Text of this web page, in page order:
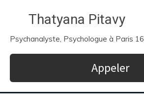
Thatyana Pitavy
Psychanalyste, Psychologue à Paris 16
Appeler